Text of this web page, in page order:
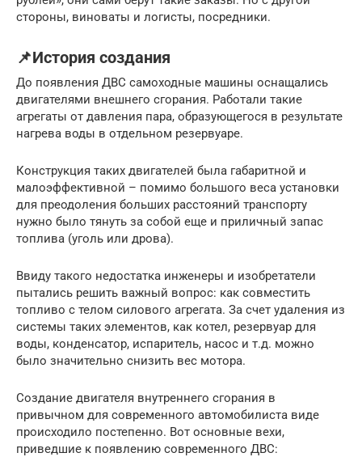
стороны, виноваты и логисты, посредники.
📌История создания
До появления ДВС самоходные машины оснащались
двигателями внешнего сгорания. Работали такие
агрегаты от давления пара, образующегося в результате
нагрева воды в отдельном резервуаре.
Конструкция таких двигателей была габаритной и
малоэффективной – помимо большого веса установки
для преодоления больших расстояний транспорту
нужно было тянуть за собой еще и приличный запас
топлива (уголь или дрова).
Ввиду такого недостатка инженеры и изобретатели
пытались решить важный вопрос: как совместить
топливо с телом силового агрегата. За счет удаления из
системы таких элементов, как котел, резервуар для
воды, конденсатор, испаритель, насос и т.д. можно
было значительно снизить вес мотора.
Создание двигателя внутреннего сгорания в
привычном для современного автомобилиста виде
происходило постепенно. Вот основные вехи,
приведшие к появлению современного ДВС: